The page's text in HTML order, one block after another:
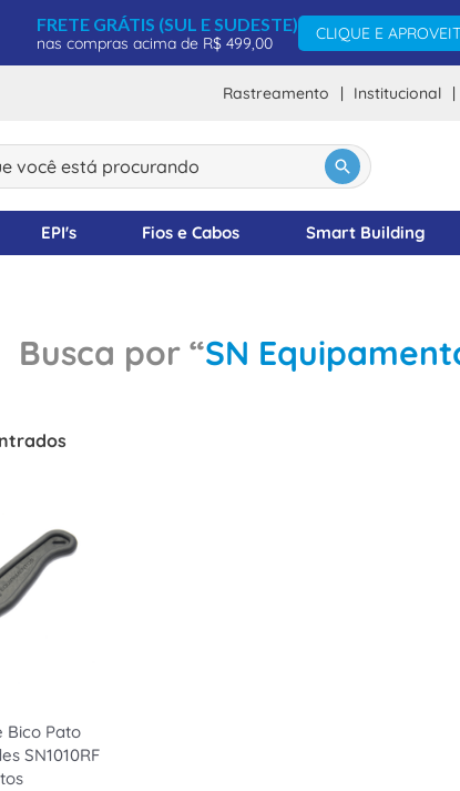
FRETE GRÁTIS (SUL E SUDESTE)
nas compras acima de R$ 499,00
CLIQUE E
Rastreamento Institucional
está procurando
EPI's Fios e Cabos Smart Building
SN
Bico Pato
SN1010RF